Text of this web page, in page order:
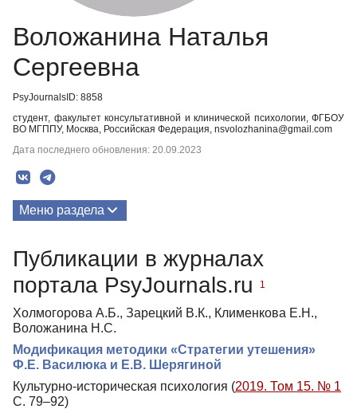
Воложанина Наталья
Сергеевна
PsyJournalsID: 8858
студент, факультет консультативной и клинической психологии, ФГБОУ
ВО МГППУ, Москва, Российская Федерация, nsvolozhanina@gmail.com
Дата последнего обновления: 20.09.2023
Меню раздела
Публикации в журналах
портала PsyJournals.ru
1
Холмогорова А.Б., Зарецкий В.К., Клименкова Е.Н.,
Воложанина Н.С.
Модификация методики «Стратегии утешения»
Ф.Е. Василюка и Е.В. Шерягиной
Культурно-историческая психология (2019. Том 15. № 1
С. 79–92)